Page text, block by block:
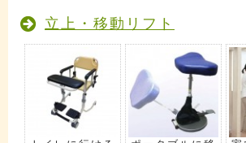
立上・移動リフト